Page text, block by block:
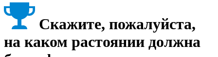
Скажите, пожалуйста,
на каком растоянии должна